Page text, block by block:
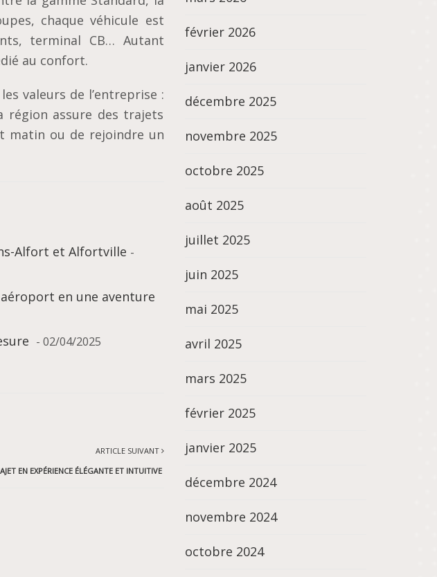
chaque véhicule est
terminal CB… Autant
au confort.
valeurs de l’entreprise :
région assure des trajets
matin ou de rejoindre un
Alfort et Alfortville -
en une aventure
- 02/04/2025
ARTICLE SUIVANT
EN EXPÉRIENCE ÉLÉGANTE ET INTUITIVE
février 2026
janvier 2026
décembre 2025
novembre 2025
octobre 2025
août 2025
juillet 2025
juin 2025
mai 2025
avril 2025
mars 2025
février 2025
janvier 2025
décembre 2024
novembre 2024
octobre 2024